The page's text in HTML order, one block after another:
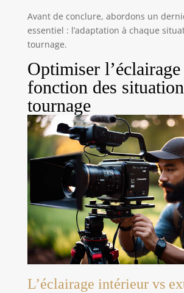
Avant de conclure, abordons un
essentiel : l’adaptation à chaque
tournage.
Optimiser l’éclairage
fonction des
tournage
L’éclairage intérieur vs